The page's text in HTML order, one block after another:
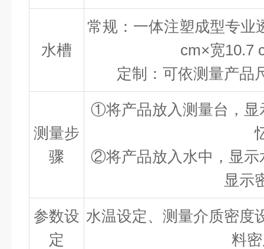
水槽
常规：一体注塑成型专业
cm×宽10.7
定制：可依测量产品
测量步
骤
①将产品放入测量台，显
②将产品放入水中，显示
显示
参数设
定
水温设定、测量介质密度
料